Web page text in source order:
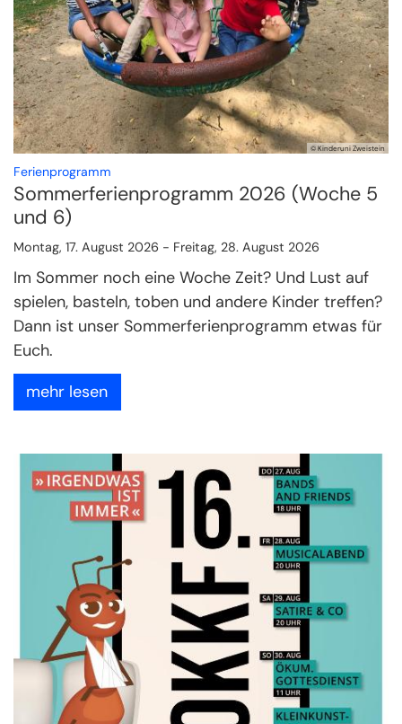
© Kinderuni Zweistein
Ferienprogramm
Sommerferienprogramm 2026 (Woche 5
und 6)
Montag, 17. August 2026 - Freitag, 28. August 2026
Im Sommer noch eine Woche Zeit? Und Lust auf
spielen, basteln, toben und andere Kinder treffen?
Dann ist unser Sommerferienprogramm etwas für
Euch.
mehr lesen